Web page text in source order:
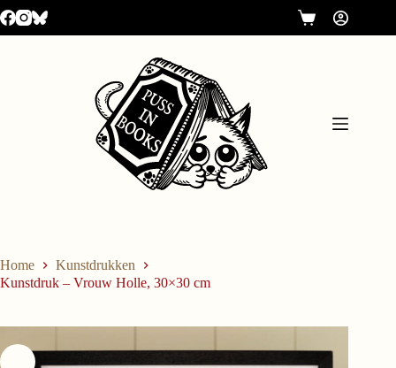
Home
Kunstdrukken
Kunstdruk – Vrouw Holle, 30×30 cm